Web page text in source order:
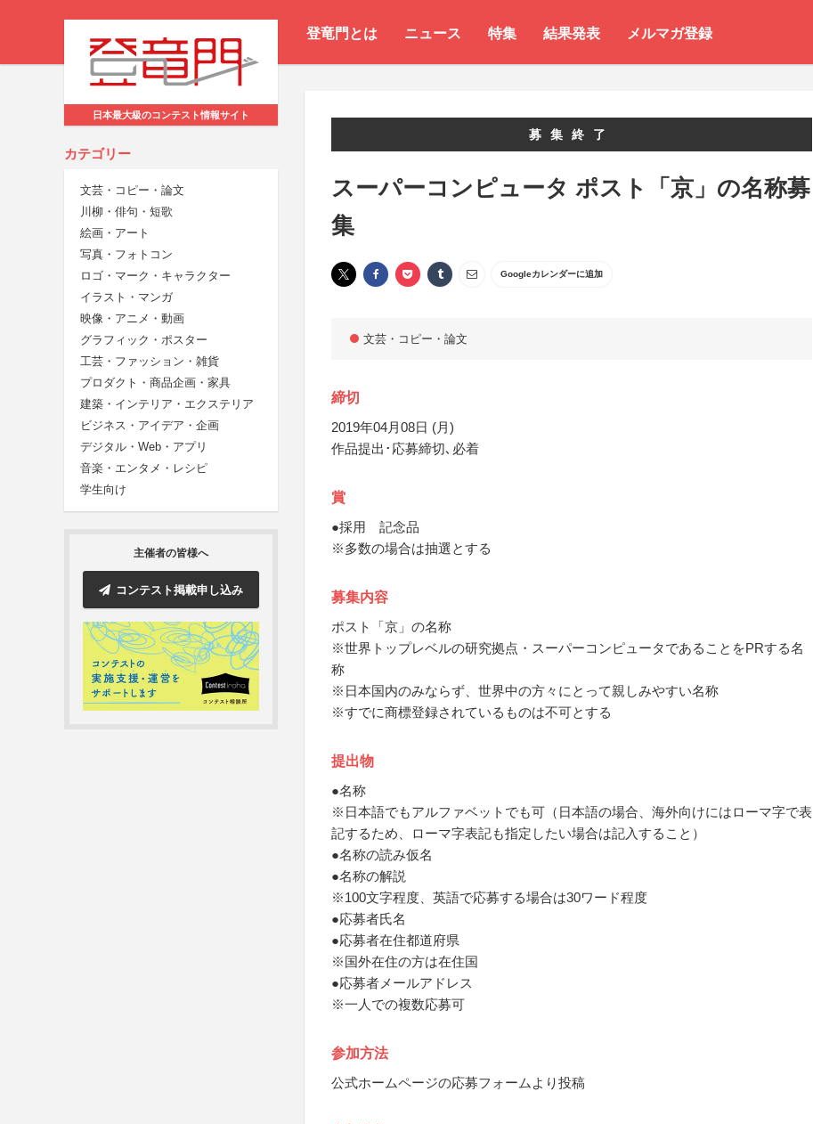
登竜門とは ニュース 特集 結果発表 メルマガ登録
日本最大級のコンテスト情報サイト
カテゴリー
文芸・コピー・論文
川柳・俳句・短歌
絵画・アート
写真・フォトコン
ロゴ・マーク・キャラクター
イラスト・マンガ
映像・アニメ・動画
グラフィック・ポスター
工芸・ファッション・雑貨
プロダクト・商品企画・家具
建築・インテリア・エクステリア
ビジネス・アイデア・企画
デジタル・Web・アプリ
音楽・エンタメ・レシピ
学生向け
主催者の皆様へ
コンテスト掲載申し込み
募集終了
スーパーコンピュータ ポスト「京」の名称募
集
Googleカレンダーに追加
文芸・コピー・論文
締切
2019年04月08日 (月)
作品提出･応募締切､必着
賞
●採用 記念品
※多数の場合は抽選とする
募集内容
ポスト「京」の名称
※世界トップレベルの研究拠点・スーパーコンピュータであることをPRする名
称
※日本国内のみならず、世界中の方々にとって親しみやすい名称
※すでに商標登録されているものは不可とする
提出物
●名称
※日本語でもアルファベットでも可（日本語の場合、海外向けにはローマ字で表
記するため、ローマ字表記も指定したい場合は記入すること）
●名称の読み仮名
●名称の解説
※100文字程度、英語で応募する場合は30ワード程度
●応募者氏名
●応募者在住都道府県
※国外在住の方は在住国
●応募者メールアドレス
※一人での複数応募可
参加方法
公式ホームページの応募フォームより投稿